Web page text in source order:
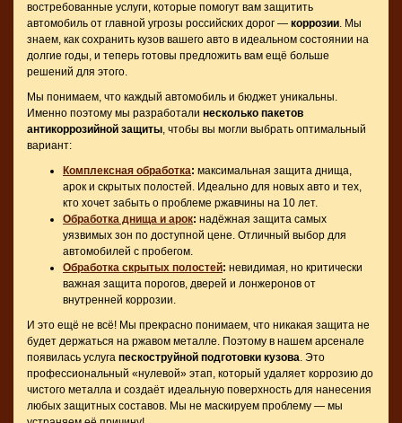
востребованные услуги, которые помогут вам защитить
автомобиль от главной угрозы российских дорог — коррозии. Мы
знаем, как сохранить кузов вашего авто в идеальном состоянии на
долгие годы, и теперь готовы предложить вам ещё больше
решений для этого.
Мы понимаем, что каждый автомобиль и бюджет уникальны.
Именно поэтому мы разработали несколько пакетов
антикоррозийной защиты, чтобы вы могли выбрать оптимальный
вариант:
Комплексная обработка: максимальная защита днища,
арок и скрытых полостей. Идеально для новых авто и тех,
кто хочет забыть о проблеме ржавчины на 10 лет.
Обработка днища и арок: надёжная защита самых
уязвимых зон по доступной цене. Отличный выбор для
автомобилей с пробегом.
Обработка скрытых полостей: невидимая, но критически
важная защита порогов, дверей и лонжеронов от
внутренней коррозии.
И это ещё не всё! Мы прекрасно понимаем, что никакая защита не
будет держаться на ржавом металле. Поэтому в нашем арсенале
появилась услуга пескоструйной подготовки кузова. Это
профессиональный «нулевой» этап, который удаляет коррозию до
чистого металла и создаёт идеальную поверхность для нанесения
любых защитных составов. Мы не маскируем проблему — мы